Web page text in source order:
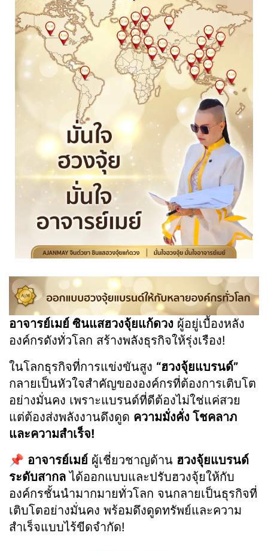
อาจารย์เมย์ ซินแสฮวงจุ้ยแก้ดวง ผู้อยู่เบื้องหลัง
องค์กรดังทั่วโลก สร้างพลังธุรกิจให้รุ่งเรือง!
ในโลกธุรกิจที่การแข่งขันสูง “ฮวงจุ้ยแบรนด์”
กลายเป็นหัวใจสำคัญขององค์กรที่ต้องการเติบโต
อย่างมั่นคง เพราะแบรนด์ที่ดีต้องไม่ใช่แค่สวย
แต่ต้องส่งพลังงานดึงดูด ความมั่งคั่ง โชคลาภ
และความสำเร็จ!
📌 อาจารย์เมย์ ผู้เชี่ยวชาญด้าน ฮวงจุ้ยแบรนด์
ระดับสากล ได้ออกแบบและปรับฮวงจุ้ยให้กับ
องค์กรชั้นนำมากมายทั่วโลก จนกลายเป็นธุรกิจที่
เติบโตอย่างมั่นคง พร้อมดึงดูดทรัพย์และความ
สำเร็จแบบไร้ขีดจำกัด!